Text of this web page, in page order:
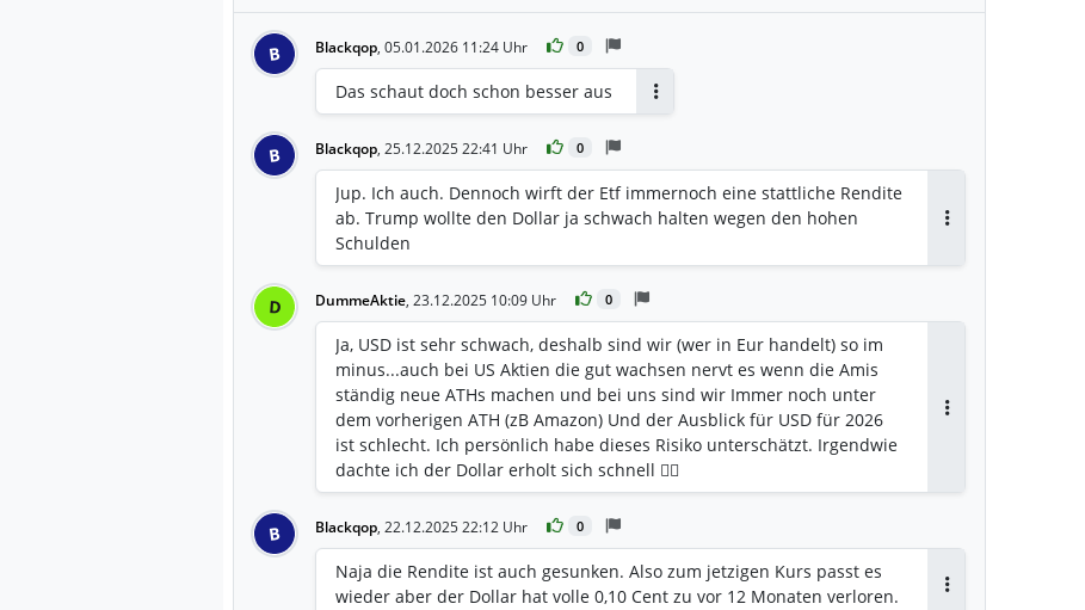
B Blackqop, 05.01.2026 11:24 Uhr 0
Das schaut doch schon besser aus
B Blackqop, 25.12.2025 22:41 Uhr 0
Jup. Ich auch. Dennoch wirft der Etf immernoch eine stattliche Rendite
ab. Trump wollte den Dollar ja schwach halten wegen den hohen
Schulden
D DummeAktie, 23.12.2025 10:09 Uhr 0
Ja, USD ist sehr schwach, deshalb sind wir (wer in Eur handelt) so im
minus...auch bei US Aktien die gut wachsen nervt es wenn die Amis
ständig neue ATHs machen und bei uns sind wir Immer noch unter
dem vorherigen ATH (zB Amazon) Und der Ausblick für USD für 2026
ist schlecht. Ich persönlich habe dieses Risiko unterschätzt. Irgendwie
dachte ich der Dollar erholt sich schnell 🤦‍♀️
B Blackqop, 22.12.2025 22:12 Uhr 0
Naja die Rendite ist auch gesunken. Also zum jetzigen Kurs passt es
wieder aber der Dollar hat volle 0,10 Cent zu vor 12 Monaten verloren.